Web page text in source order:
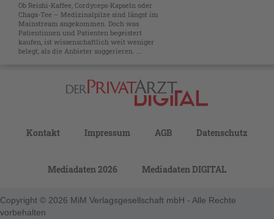
Ob Reishi-Kaffee, Cordyceps-Kapseln oder
Chaga-Tee – Medizinalpilze sind längst im
Mainstream angekommen. Doch was
Patientinnen und Patienten begeistert
kaufen, ist wissenschaftlich weit weniger
belegt, als die Anbieter suggerieren. ...
Kontakt Impressum AGB Datenschutz
Mediadaten 2026 Mediadaten DIGITAL
Copyright © 2026 MiM Verlagsgesellschaft mbH - Alle Rechte
vorbehalten